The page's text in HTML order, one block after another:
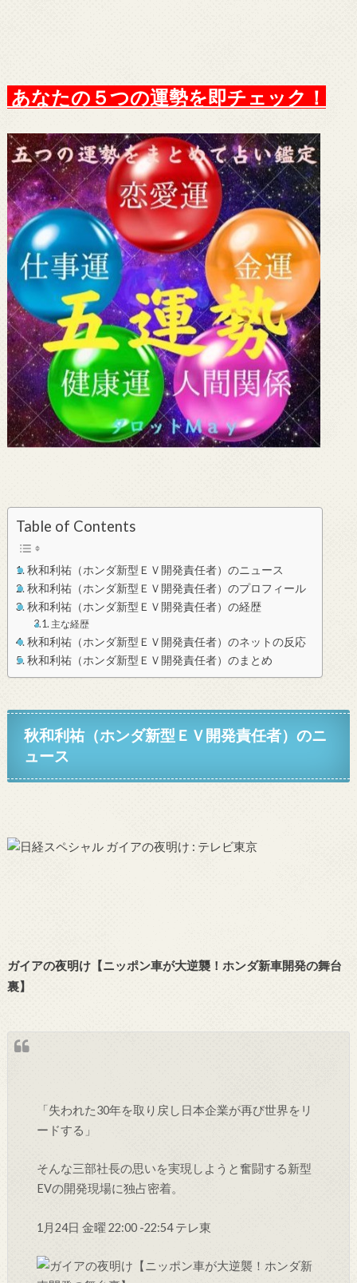
あなたの５つの運勢を即チェック！
Table of Contents
秋和利祐（ホンダ新型ＥＶ開発責任者）のニュース
秋和利祐（ホンダ新型ＥＶ開発責任者）のプロフィール
秋和利祐（ホンダ新型ＥＶ開発責任者）の経歴
主な経歴
秋和利祐（ホンダ新型ＥＶ開発責任者）のネットの反応
秋和利祐（ホンダ新型ＥＶ開発責任者）のまとめ
秋和利祐（ホンダ新型ＥＶ開発責任者）のニ
ュース
ガイアの夜明け【ニッポン車が大逆襲！ホンダ新車開発の舞台
裏】
「失われた30年を取り戻し日本企業が再び世界をリ
ードする」
そんな三部社長の思いを実現しようと奮闘する新型
EVの開発現場に独占密着。
1月24日 金曜 22:00 -22:54 テレ東